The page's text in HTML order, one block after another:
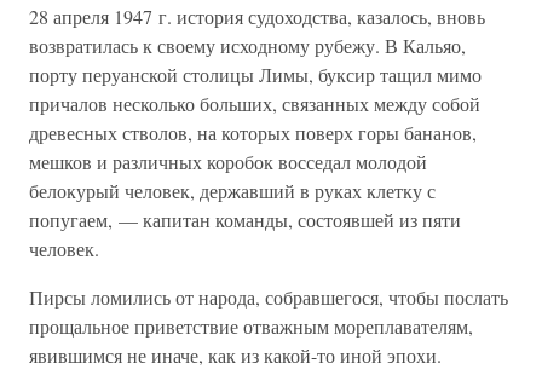
28 апреля 1947 г. история судоходства, казалось, вновь
возвратилась к своему исходному рубежу. В Кальяо,
порту перуанской столицы Лимы, буксир тащил мимо
причалов несколько больших, связанных между собой
древесных стволов, на которых поверх горы бананов,
мешков и различных коробок восседал молодой
белокурый человек, державший в руках клетку с
попугаем, — капитан команды, состоявшей из пяти
человек.
Пирсы ломились от народа, собравшегося, чтобы послать
прощальное приветствие отважным мореплавателям,
явившимся не иначе, как из какой-то иной эпохи.